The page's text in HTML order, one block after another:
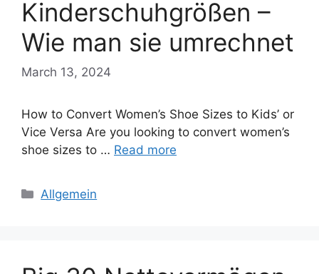
Kinderschuhgrößen –
Wie man sie umrechnet
March 13, 2024
How to Convert Women’s Shoe Sizes to Kids’ or
Vice Versa Are you looking to convert women’s
shoe sizes to … Read more
Categories
Allgemein